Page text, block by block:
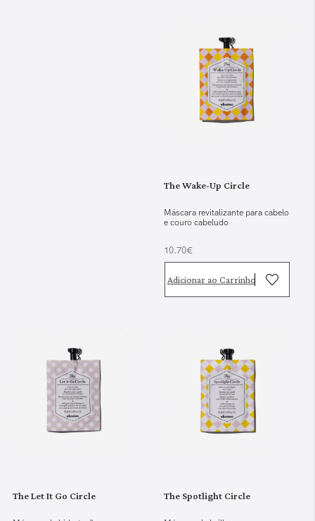
The Wake-Up Circle
Máscara revitalizante para cabelo
e couro cabeludo
10.70€
Adicionar ao Carrinho
The Let It Go Circle The Spotlight Circle